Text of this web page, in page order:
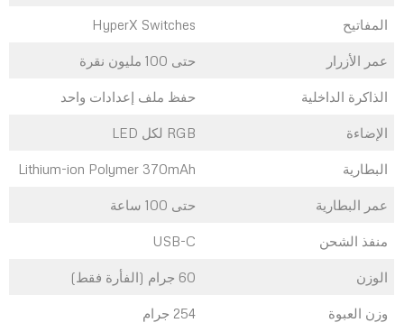
المفاتيح HyperX Switches
عمر الأزرار حتى 100 مليون نقرة
الذاكرة الداخلية حفظ ملف إعدادات واحد
الإضاءة RGB لكل LED
البطارية Lithium-ion Polymer 370mAh
عمر البطارية حتى 100 ساعة
منفذ الشحن USB-C
الوزن 60 جرام (الفأرة فقط)
وزن العبوة 254 جرام